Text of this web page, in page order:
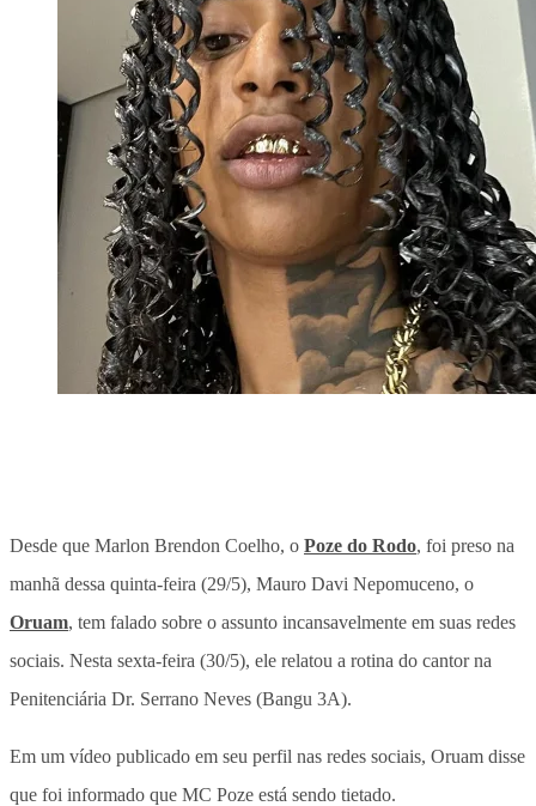
Desde que Marlon Brendon Coelho, o Poze do Rodo, foi preso na
manhã dessa quinta-feira (29/5), Mauro Davi Nepomuceno, o
Oruam, tem falado sobre o assunto incansavelmente em suas redes
sociais. Nesta sexta-feira (30/5), ele relatou a rotina do cantor na
Penitenciária Dr. Serrano Neves (Bangu 3A).
Em um vídeo publicado em seu perfil nas redes sociais, Oruam disse
que foi informado que MC Poze está sendo tietado.